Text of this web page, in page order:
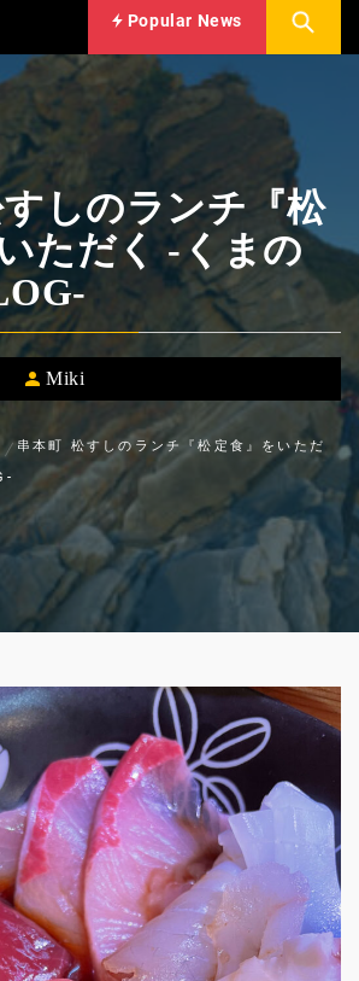
Popular News
しのランチ『松
ただく -くまの
Miki
串本町 松すしのランチ『松定食』をいただ